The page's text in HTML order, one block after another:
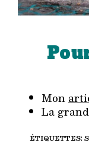
Mon
La
ÉTIQUETTES: